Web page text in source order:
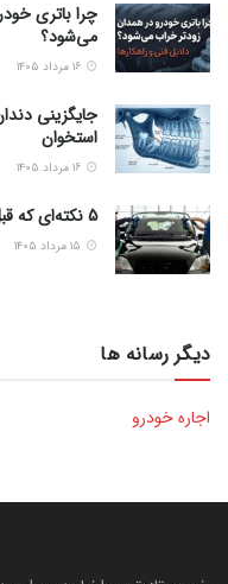
چرا باتری
می‌شود؟
جایگزینی
استخوان
5 نکته‌ای که قبل از نصب شیشه جلو خودرو باید بدانید
دیگر رسانه ها
اجاره خودرو